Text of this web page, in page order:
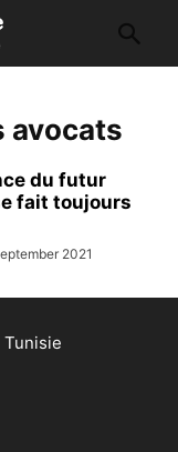
avocats
du futur
fait toujours
2021